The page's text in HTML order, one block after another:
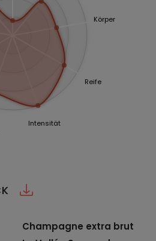
Körper
Reife
Intensität
Champagne extra brut